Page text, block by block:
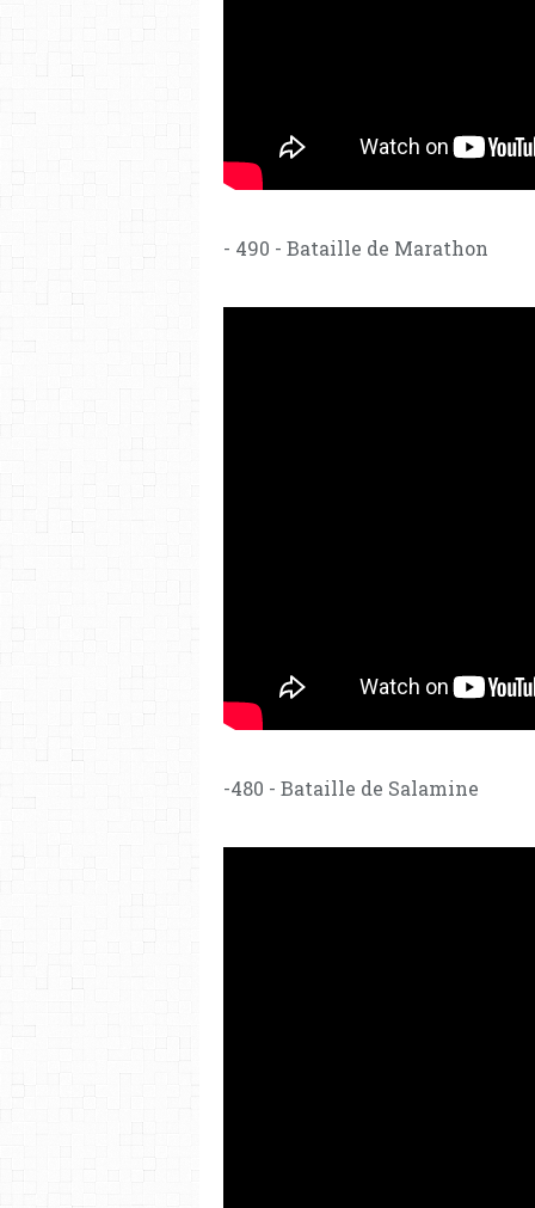
- 490 - Bataille de Marathon
-480 - Bataille de Salamine